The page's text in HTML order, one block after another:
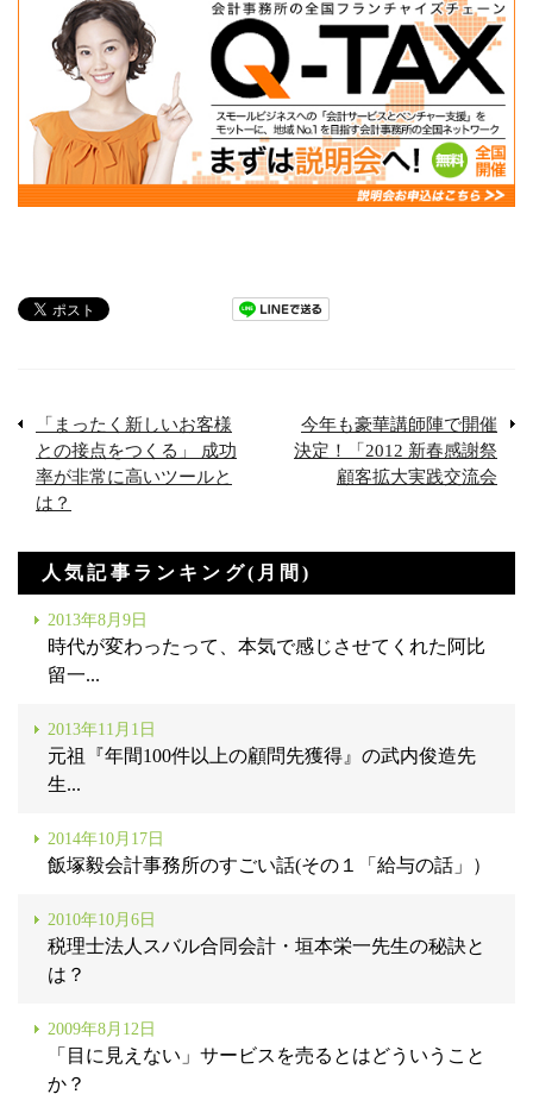
「まったく新しいお客様
との接点をつくる」 成功
率が非常に高いツールと
は？
今年も豪華講師陣で開催
決定！「2012 新春感謝祭
顧客拡大実践交流会
人気記事ランキング(月間)
2013年8月9日
時代が変わったって、本気で感じさせてくれた阿比
留一...
2013年11月1日
元祖『年間100件以上の顧問先獲得』の武内俊造先
生...
2014年10月17日
飯塚毅会計事務所のすごい話(その１「給与の話」）
2010年10月6日
税理士法人スバル合同会計・垣本栄一先生の秘訣と
は？
2009年8月12日
「目に見えない」サービスを売るとはどういうこと
か？